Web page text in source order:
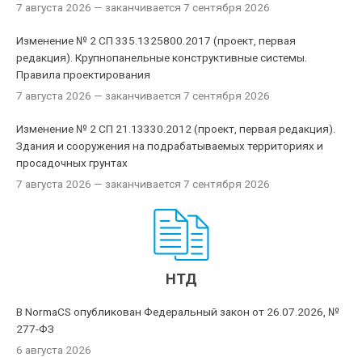
7 августа 2026 — заканчивается 7 сентября 2026
Изменение № 2 СП 335.1325800.2017 (проект, первая
редакция). Крупнопанельные конструктивные системы.
Правила проектирования
7 августа 2026 — заканчивается 7 сентября 2026
Изменение № 2 СП 21.13330.2012 (проект, первая редакция).
Здания и сооружения на подрабатываемых территориях и
просадочных грунтах
7 августа 2026 — заканчивается 7 сентября 2026
НТД
В NormaCS опубликован Федеральный закон от 26.07.2026, №
277-ФЗ
6 августа 2026